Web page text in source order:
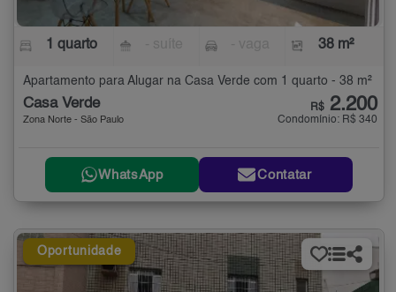
1 quarto 38 m²
Apartamento para Alugar na Casa Verde com 1 quarto - 38 m²
Casa Verde
Zona Norte - São Paulo
R$ 2.200
Condomínio: R$ 340
WhatsApp Contatar
Oportunidade